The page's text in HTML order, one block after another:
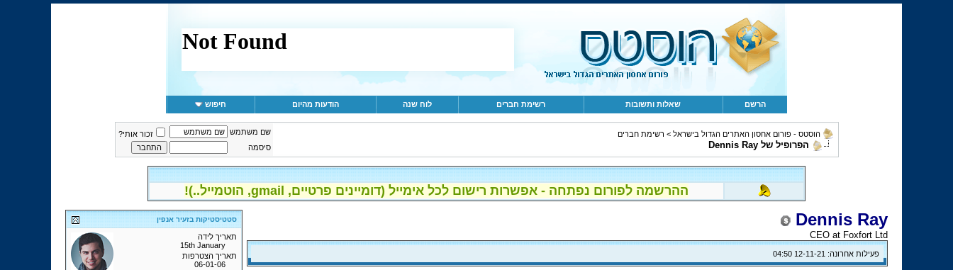
הרשם שאלות ותשובות רשימת חברים לוח שנה הודעות מהיום חיפוש
הוסטס - פורום אחסון האתרים הגדול בישראל > רשימת חברים
הפרופיל של Dennis Ray
שם משתמש
זכור אותי?
סיסמה
ההרשמה לפורום נפתחה - אפשרות רישום לכל אימייל (דומיינים פרטיים, gmail, הוטמייל..)!
Dennis Ray
CEO at Foxfort Ltd
פעילות אחרונה: 04:50
סטטיסטיקות בזעיר אנפין
תאריך לידה
15th January
תאריך הצטרפות
06-01-06